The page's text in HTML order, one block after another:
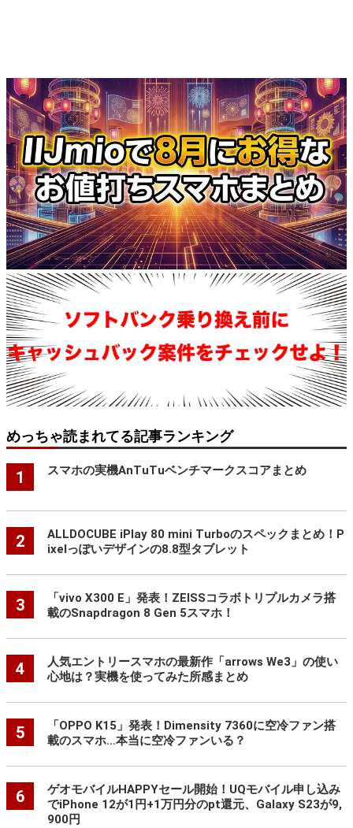
めっちゃ読まれてる記事ランキング
1 スマホの実機AnTuTuベンチマークスコアまとめ
2
ALLDOCUBE iPlay 80 mini Turboのスペックまとめ！P
ixelっぽいデザインの8.8型タブレット
3
「vivo X300 E」発表！ZEISSコラボトリプルカメラ搭
載のSnapdragon 8 Gen 5スマホ！
4
人気エントリースマホの最新作「arrows We3」の使い
心地は？実機を使ってみた所感まとめ
5
「OPPO K15」発表！Dimensity 7360に空冷ファン搭
載のスマホ…本当に空冷ファンいる？
6
ゲオモバイルHAPPYセール開始！UQモバイル申し込み
でiPhone 12が1円+1万円分のpt還元、Galaxy S23が9,
900円